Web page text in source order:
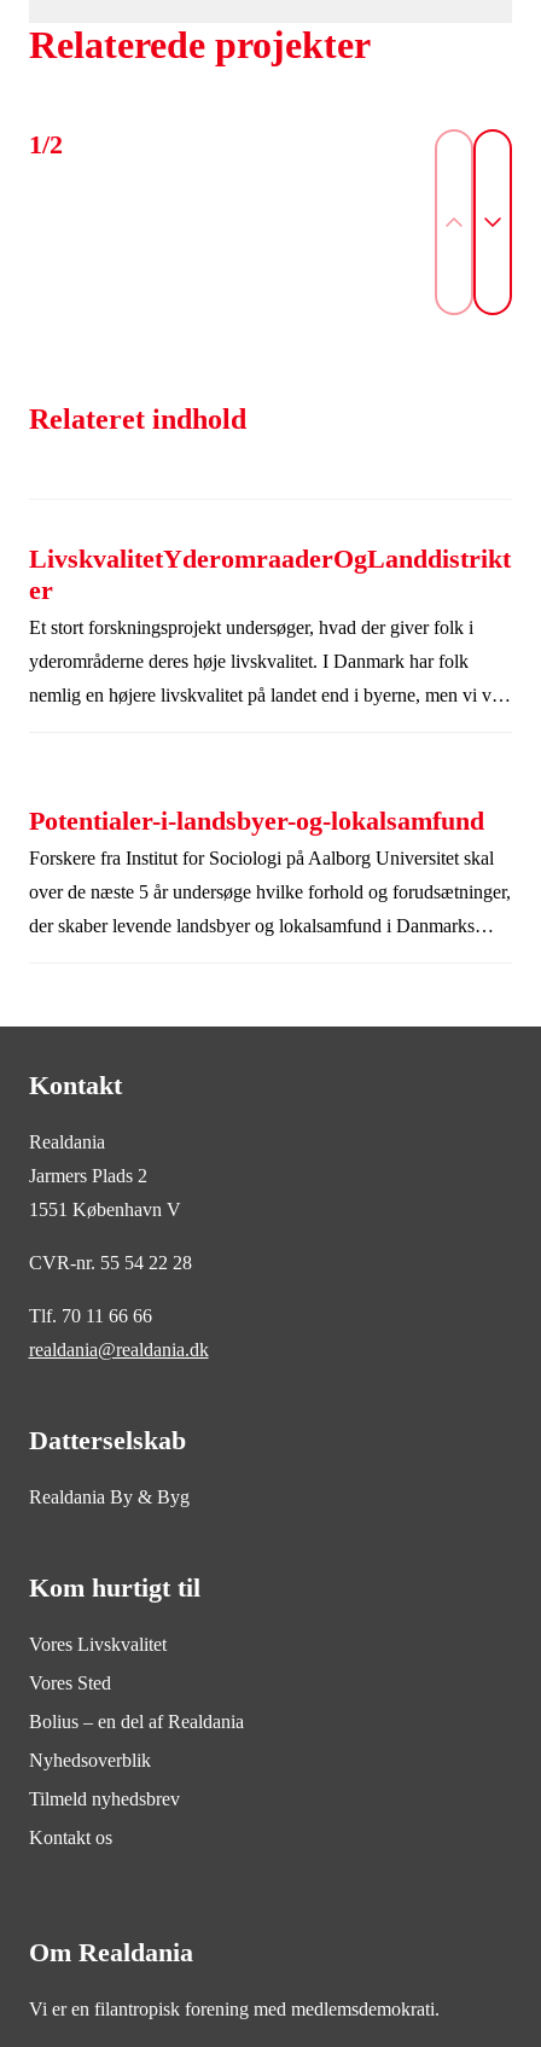
Relaterede projekter
1/2
Relateret indhold
LivskvalitetYderomraaderOgLanddistrikt
er
Et stort forskningsprojekt undersøger, hvad der giver folk i
yderområderne deres høje livskvalitet. I Danmark har folk
nemlig en højere livskvalitet på landet end i byerne, men vi ved
Potentialer-i-landsbyer-og-lokalsamfund
Forskere fra Institut for Sociologi på Aalborg Universitet skal
over de næste 5 år undersøge hvilke forhold og forudsætninger,
der skaber levende landsbyer og lokalsamfund i Danmarks
Kontakt
Realdania
Jarmers Plads 2
1551 København V
CVR-nr. 55 54 22 28
Tlf. 70 11 66 66
realdania@realdania.dk
Datterselskab
Realdania By & Byg
Kom hurtigt til
Vores Livskvalitet
Vores Sted
Bolius – en del af Realdania
Nyhedsoverblik
Tilmeld nyhedsbrev
Kontakt os
Om Realdania
Vi er en filantropisk forening med medlemsdemokrati.